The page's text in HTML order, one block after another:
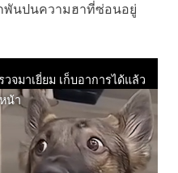
พันปนความฮาที่ซ่อนอยู่